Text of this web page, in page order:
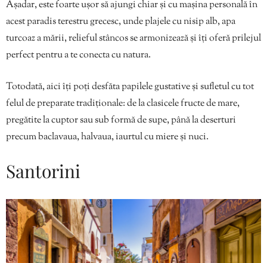
Așadar, este foarte ușor să ajungi chiar și cu mașina personală în
acest paradis terestru grecesc, unde plajele cu nisip alb, apa
turcoaz a mării, relieful stâncos se armonizează și îți oferă prilejul
perfect pentru a te conecta cu natura.
Totodată, aici îți poți desfăta papilele gustative și sufletul cu tot
felul de preparate tradiționale: de la clasicele fructe de mare,
pregătite la cuptor sau sub formă de supe, până la deserturi
precum baclavaua, halvaua, iaurtul cu miere și nuci.
Santorini